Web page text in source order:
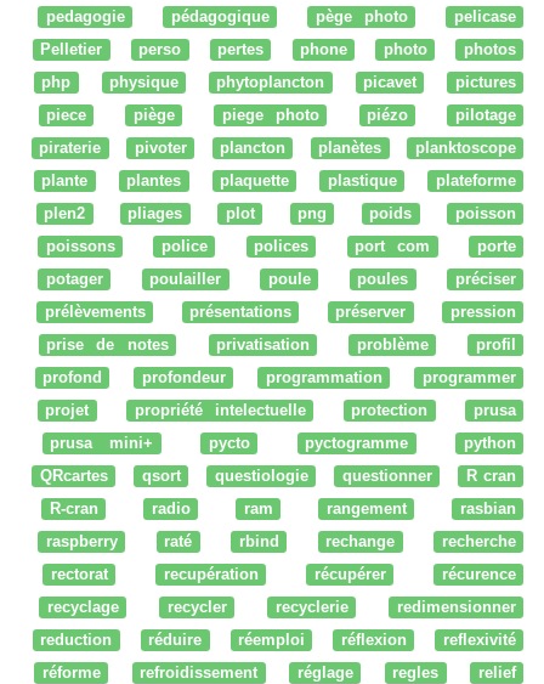
pedagogie
pédagogique pège photo
pelicase
Pelletier
perso pertes phone photo
photos
php
physique phytoplancton picavet
pictures
piece
piège piege photo piézo
pilotage
piraterie
pivoter plancton planètes
planktoscope
plante
plantes plaquette plastique
plateforme
plen2
pliages plot png poids
poisson
poissons
police polices port com
porte
potager
poulailler poule poules
préciser
prélèvements
présentations préserver
pression
prise de notes
privatisation problème
profil
profond
profondeur programmation
programmer
projet
propriété intelectuelle protection
prusa
prusa mini+
pycto pyctogramme
python
QRcartes
qsort questiologie questionner
R cran
R-cran
radio ram rangement
rasbian
raspberry
raté rbind rechange
recherche
rectorat
recupération récupérer
récurence
recyclage
recycler recyclerie
redimensionner
reduction
réduire réemploi réflexion
reflexivité
réforme
refroidissement réglage regles
relief